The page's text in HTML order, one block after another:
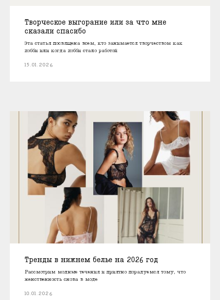
Творческое выгорание или за что мне
сказали спасибо
Эта статья посвящена всем, кто занимается творчеством как
хобби или когда хобби стало работой
15.01.2026
Тренды в нижнем белье на 2026 год
Рассмотрим модные течения и приятно порадуемся тому, что
женственность снова в моде
10.01.2026